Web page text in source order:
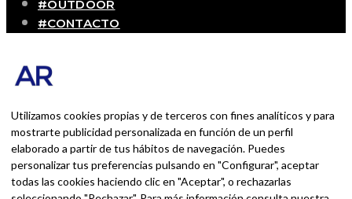
#OUTDOOR
#CONTACTO
Blog personal y profesional de Andrés Romero.
persona que disfruta con lo que hace cada día
BUSCAR POR:
BUSCAR
Utilizamos cookies propias y de terceros con fines analíticos y para
mostrarte publicidad personalizada en función de un perfil
elaborado a partir de tus hábitos de navegación. Puedes
personalizar tus preferencias pulsando en "Configurar", aceptar
todas las cookies haciendo clic en "Aceptar", o rechazarlas